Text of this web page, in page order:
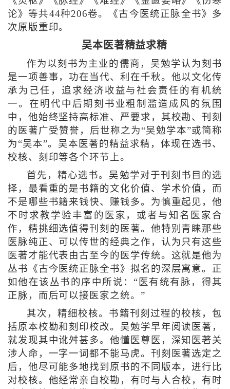
论》等共44种206卷。《古今医统正脉全书》多
次原版重印。
吴本医著精益求精
作为以刻书为主业的儒商，吴勉学认为刻书
是一项善事，功在当代、利在千秋。他以文化传
承为己任，追求经济收益与社会责任的有机统
一。在明代中后期刻书业粗制滥造成风的氛围
中，他始终坚持高标准、严要求，其校勘、刊刻
的医著广受赞誉，后世称之为“吴勉学本”或简称
为“吴本”。吴本医著的精益求精，体现在选书、
校核、刻印等各个环节上。
首先，精心选书。吴勉学对于刊刻书目的选
择，最看重的是书籍的文化价值、学术价值，而
不是哪些书籍来钱快、赚钱多。为慎重起见，他
不时求教学验丰富的医家，或者与知名医家合
作，精挑细选值得刊刻的医著。他特别青睐那些
医脉纯正、可以传世的经典之作，认为只有这些
医著才能代表由古至今的医学传统。这就是他为
丛书《古今医统正脉全书》拟名的深层寓意。正
如他在该丛书的序中所说：“医有统有脉，得其
正脉，而后可以接医家之统。”
其次，精细校核。书籍刊刻过程的校核，包
括原本校勘和刻印校改。吴勉学早年阅读医著，
就发现其中讹舛甚多。他懂医尊医，深知医著关
涉人命，一字一词都不能马虎。刊刻医著选定之
后，他尽可能多地找到原书的不同版本，进行比
对校核。他经常亲自校勘，有时与人合校，有时